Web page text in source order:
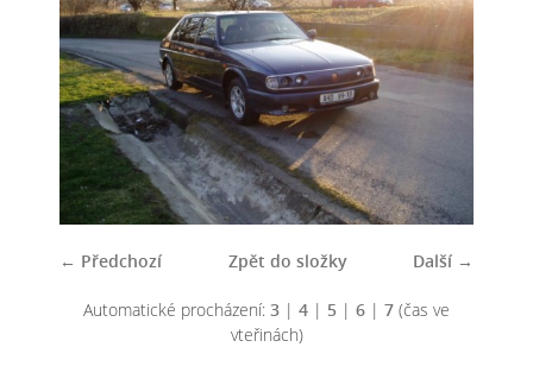
← Předchozí Další →
Zpět do složky
Automatické procházení: 3 | 4 | 5 | 6 | 7 (čas ve
vteřinách)